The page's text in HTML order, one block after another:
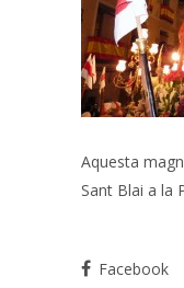
Aquesta
Sant Blai a la
Facebook